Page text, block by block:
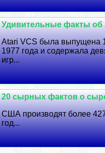
Удивительные факты об
Atari VCS была выпущена
1977 года и содержала
игр...
20 сырных фактов о
США производят более
год...